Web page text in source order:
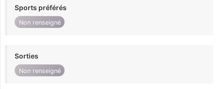
Sports préférés
Non renseigné
Sorties
Non renseigné